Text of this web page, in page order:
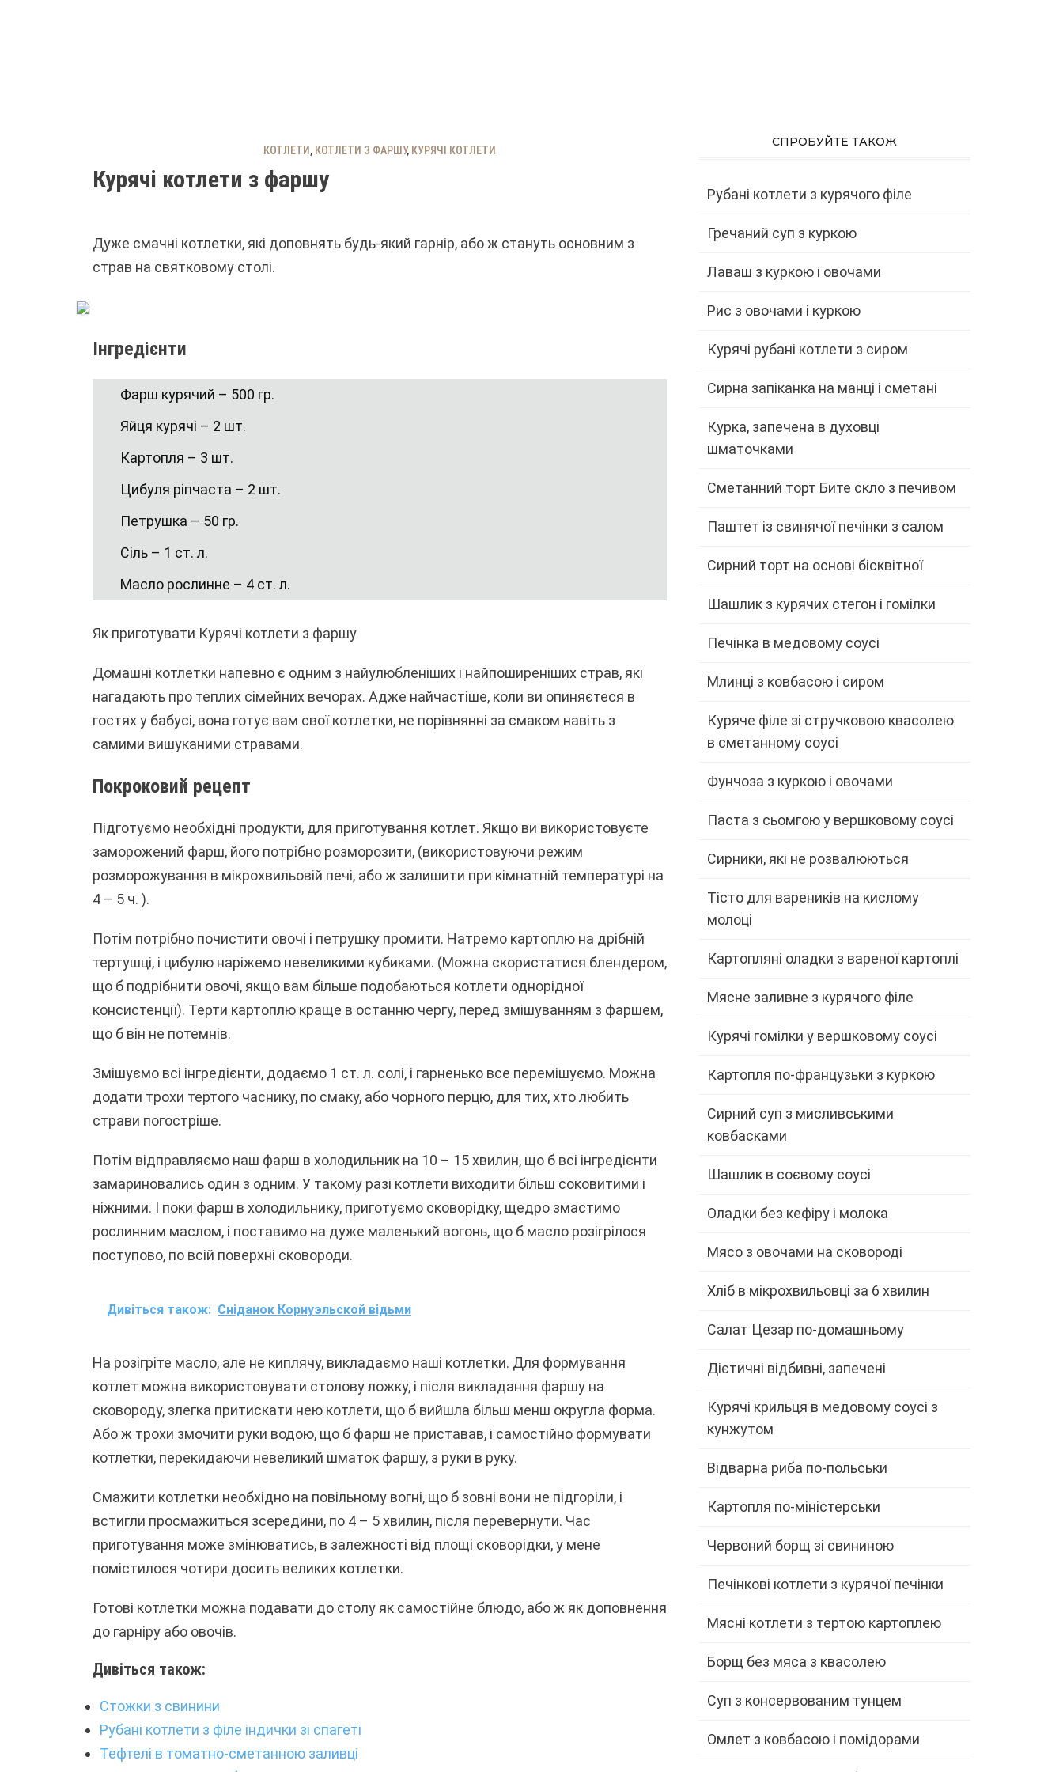
КОТЛЕТИ, КОТЛЕТИ З ФАРШУ, КУРЯЧІ КОТЛЕТИ
Курячі котлети з фаршу
Дуже смачні котлетки, які доповнять будь-який гарнір, або ж стануть основним з
страв на святковому столі.
Інгредієнти
Фарш курячий – 500 гр.
Яйця курячі – 2 шт.
Картопля – 3 шт.
Цибуля ріпчаста – 2 шт.
Петрушка – 50 гр.
Сіль – 1 ст. л.
Масло рослинне – 4 ст. л.
Як приготувати Курячі котлети з фаршу
Домашні котлетки напевно є одним з найулюбленіших і найпоширеніших страв, які
нагадають про теплих сімейних вечорах. Адже найчастіше, коли ви опиняєтеся в
гостях у бабусі, вона готує вам свої котлетки, не порівнянні за смаком навіть з
самими вишуканими стравами.
Покроковий рецепт
Підготуємо необхідні продукти, для приготування котлет. Якщо ви використовуєте
заморожений фарш, його потрібно розморозити, (використовуючи режим
розморожування в мікрохвильовій печі, або ж залишити при кімнатній температурі на
4 – 5 ч. ).
Потім потрібно почистити овочі і петрушку промити. Натремо картоплю на дрібній
тертушці, і цибулю наріжемо невеликими кубиками. (Можна скористатися блендером,
що б подрібнити овочі, якщо вам більше подобаються котлети однорідної
консистенції). Терти картоплю краще в останню чергу, перед змішуванням з фаршем,
що б він не потемнів.
Змішуємо всі інгредієнти, додаємо 1 ст. л. солі, і гарненько все перемішуємо. Можна
додати трохи тертого часнику, по смаку, або чорного перцю, для тих, хто любить
страви погостріше.
Потім відправляємо наш фарш в холодильник на 10 – 15 хвилин, що б всі інгредієнти
замариновались один з одним. У такому разі котлети виходити більш соковитими і
ніжними. І поки фарш в холодильнику, приготуємо сковорідку, щедро змастимо
рослинним маслом, і поставимо на дуже маленький вогонь, що б масло розігрілося
поступово, по всій поверхні сковороди.
Дивіться також: Сніданок Корнуэльской відьми
На розігріте масло, але не киплячу, викладаємо наші котлетки. Для формування
котлет можна використовувати столову ложку, і після викладання фаршу на
сковороду, злегка притискати нею котлети, що б вийшла більш менш округла форма.
Або ж трохи змочити руки водою, що б фарш не приставав, і самостійно формувати
котлетки, перекидаючи невеликий шматок фаршу, з руки в руку.
Смажити котлетки необхідно на повільному вогні, що б зовні вони не підгоріли, і
встигли просмажиться зсередини, по 4 – 5 хвилин, після перевернути. Час
приготування може змінюватись, в залежності від площі сковорідки, у мене
помістилося чотири досить великих котлетки.
Готові котлетки можна подавати до столу як самостійне блюдо, або ж як доповнення
до гарніру або овочів.
Дивіться також:
Стожки з свинини
Рубані котлети з філе індички зі спагеті
Тефтелі в томатно-сметанною заливці
СПРОБУЙТЕ ТАКОЖ
Рубані котлети з курячого філе
Гречаний суп з куркою
Лаваш з куркою і овочами
Рис з овочами і куркою
Курячі рубані котлети з сиром
Сирна запіканка на манці і сметані
Курка, запечена в духовці
шматочками
Сметанний торт Бите скло з печивом
Паштет із свинячої печінки з салом
Сирний торт на основі бісквітної
Шашлик з курячих стегон і гомілки
Печінка в медовому соусі
Млинці з ковбасою і сиром
Куряче філе зі стручковою квасолею
в сметанному соусі
Фунчоза з куркою і овочами
Паста з сьомгою у вершковому соусі
Сирники, які не розвалюються
Тісто для вареників на кислому
молоці
Картопляні оладки з вареної картоплі
Мясне заливне з курячого філе
Курячі гомілки у вершковому соусі
Картопля по-французьки з куркою
Сирний суп з мисливськими
ковбасками
Шашлик в соєвому соусі
Оладки без кефіру і молока
Мясо з овочами на сковороді
Хліб в мікрохвильовці за 6 хвилин
Салат Цезар по-домашньому
Дієтичні відбивні, запечені
Курячі крильця в медовому соусі з
кунжутом
Відварна риба по-польськи
Картопля по-міністерськи
Червоний борщ зі свининою
Печінкові котлети з курячої печінки
Мясні котлети з тертою картоплею
Борщ без мяса з квасолею
Суп з консервованим тунцем
Омлет з ковбасою і помідорами